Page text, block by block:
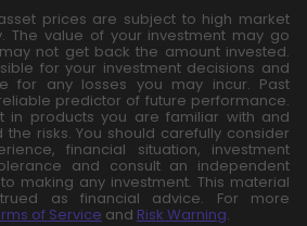
prices are subject to high market
The value of your investment may go
not get back the amount invested.
for your investment decisions and
for any losses you may incur. Past
predictor of future performance.
in products you are familiar with and
risks. You should carefully consider
financial situation, investment
and consult an independent
making any investment. This material
as financial advice. For more
of Service and Risk Warning.